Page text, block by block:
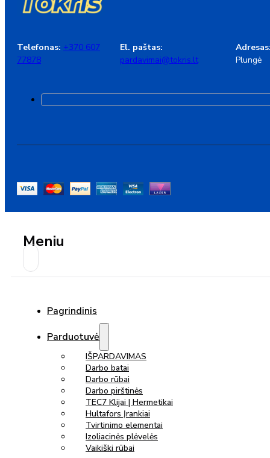
Telefonas: +370 607
77878
El. paštas:
pardavimai@tokris.lt
Plungė
Meniu
Pagrindinis
Parduotuvė
IŠPARDAVIMAS
Darbo batai
Darbo rūbai
Darbo pirštinės
TEC7 Klijai | Hermetikai
Hultafors Įrankiai
Tvirtinimo elementai
Izoliacinės plėvelės
Vaikiški rūbai